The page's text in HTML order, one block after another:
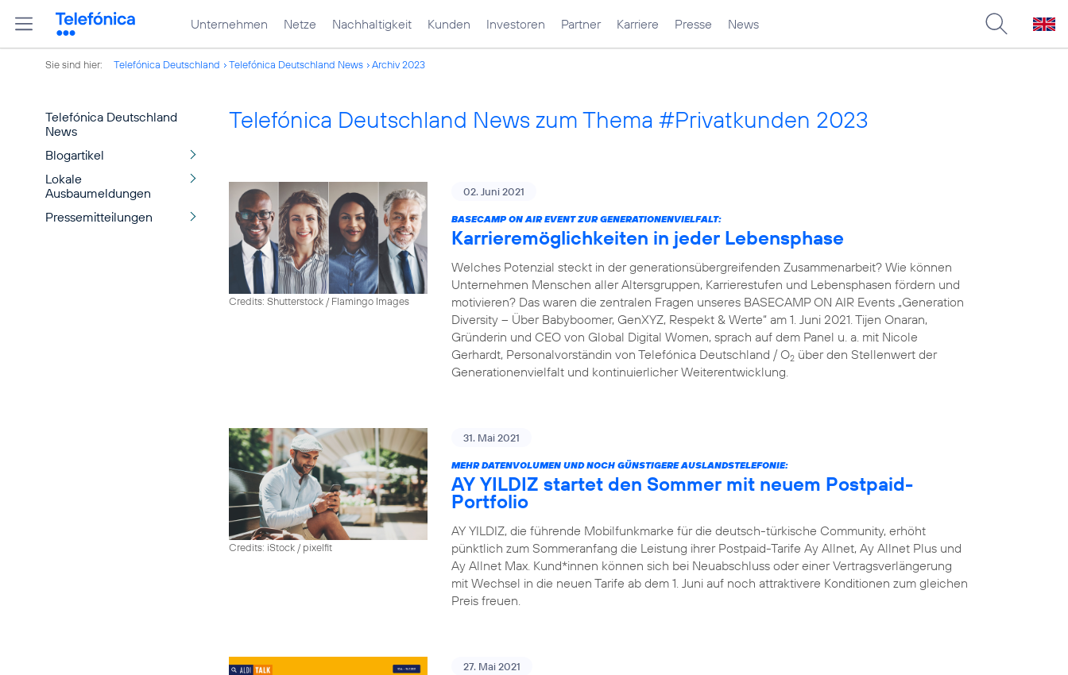
Unternehmen Netze Nachhaltigkeit Kunden Investoren Partner Karriere Presse News
Sie sind hier: Telefónica Deutschland Telefónica Deutschland News Archiv 2023
Telefónica Deutschland
News
Blogartikel
Lokale
Ausbaumeldungen
Pressemitteilungen
Telefónica Deutschland News zum Thema #Privatkunden 2023
Credits: Shutterstock / Flamingo Images
02. Juni 2021
BASECAMP ON AIR EVENT ZUR GENERATIONENVIELFALT:
Karrieremöglichkeiten in jeder Lebensphase
Welches Potenzial steckt in der generationsübergreifenden Zusammenarbeit? Wie können
Unternehmen Menschen aller Altersgruppen, Karrierestufen und Lebensphasen fördern und
motivieren? Das waren die zentralen Fragen unseres BASECAMP ON AIR Events „Generation
Diversity – Über Babyboomer, GenXYZ, Respekt & Werte“ am 1. Juni 2021. Tijen Onaran,
Gründerin und CEO von Global Digital Women, sprach auf dem Panel u. a. mit Nicole
Gerhardt, Personalvorständin von Telefónica Deutschland / O2 über den Stellenwert der
Generationenvielfalt und kontinuierlicher Weiterentwicklung.
Credits: iStock / pixelfit
31. Mai 2021
MEHR DATENVOLUMEN UND NOCH GÜNSTIGERE AUSLANDSTELEFONIE:
AY YILDIZ startet den Sommer mit neuem Postpaid-
Portfolio
AY YILDIZ, die führende Mobilfunkmarke für die deutsch-türkische Community, erhöht
pünktlich zum Sommeranfang die Leistung ihrer Postpaid-Tarife Ay Allnet, Ay Allnet Plus und
Ay Allnet Max. Kund*innen können sich bei Neuabschluss oder einer Vertragsverlängerung
mit Wechsel in die neuen Tarife ab dem 1. Juni auf noch attraktivere Konditionen zum gleichen
Preis freuen.
27. Mai 2021